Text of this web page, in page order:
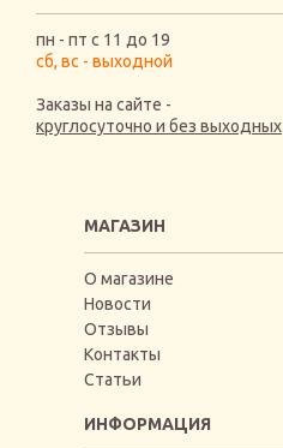
пн - пт с 11 до 19
сб, вс - выходной
Заказы на сайте -
круглосуточно и без выходных
МАГАЗИН
О магазине
Новости
Отзывы
Контакты
Статьи
ИНФОРМАЦИЯ